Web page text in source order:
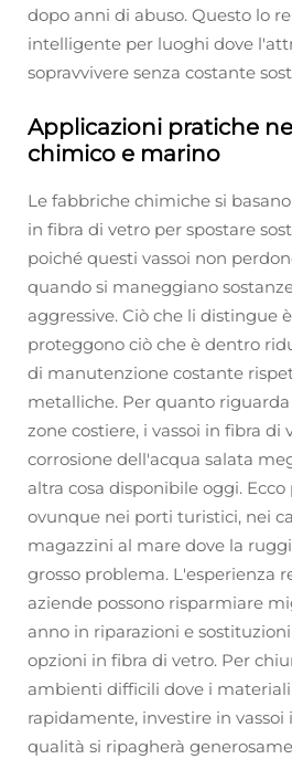
dopo anni di abuso. Questo lo
intelligente per luoghi dove
sopravvivere senza costante
Applicazioni pratiche
chimico e marino
Le fabbriche chimiche si
in fibra di vetro per spostare
poiché questi vassoi non
quando si maneggiano
aggressive. Ciò che li distingue
proteggono ciò che è dentro
di manutenzione costante
metalliche. Per quanto
zone costiere, i vassoi in fibra di
corrosione dell'acqua salata
altra cosa disponibile oggi.
ovunque nei porti turistici, nei
magazzini al mare dove la
grosso problema. L'esperienza
aziende possono risparmiare
anno in riparazioni e
opzioni in fibra di vetro. Per
ambienti difficili dove i
rapidamente, investire in vassoi
qualità si ripagherà